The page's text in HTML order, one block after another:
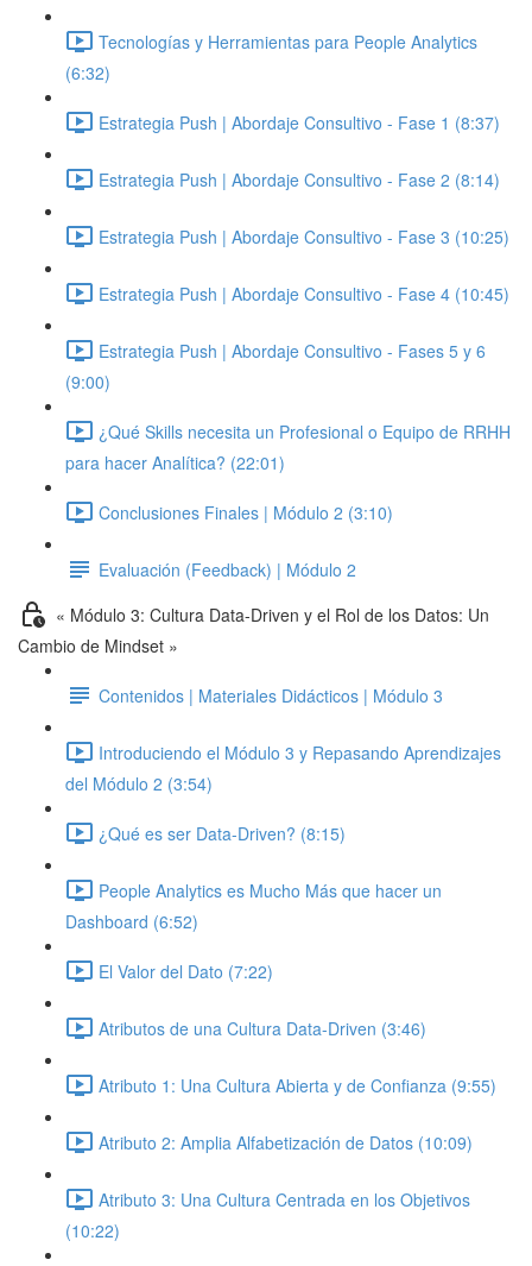
Tecnologías y Herramientas para People Analytics
(6:32)
Estrategia Push | Abordaje Consultivo - Fase 1 (8:37)
Estrategia Push | Abordaje Consultivo - Fase 2 (8:14)
Estrategia Push | Abordaje Consultivo - Fase 3 (10:25)
Estrategia Push | Abordaje Consultivo - Fase 4 (10:45)
Estrategia Push | Abordaje Consultivo - Fases 5 y 6
(9:00)
¿Qué Skills necesita un Profesional o Equipo de RRHH
para hacer Analítica? (22:01)
Conclusiones Finales | Módulo 2 (3:10)
Evaluación (Feedback) | Módulo 2
« Módulo 3: Cultura Data-Driven y el Rol de los Datos: Un
Cambio de Mindset »
Contenidos | Materiales Didácticos | Módulo 3
Introduciendo el Módulo 3 y Repasando Aprendizajes
del Módulo 2 (3:54)
¿Qué es ser Data-Driven? (8:15)
People Analytics es Mucho Más que hacer un
Dashboard (6:52)
El Valor del Dato (7:22)
Atributos de una Cultura Data-Driven (3:46)
Atributo 1: Una Cultura Abierta y de Confianza (9:55)
Atributo 2: Amplia Alfabetización de Datos (10:09)
Atributo 3: Una Cultura Centrada en los Objetivos
(10:22)